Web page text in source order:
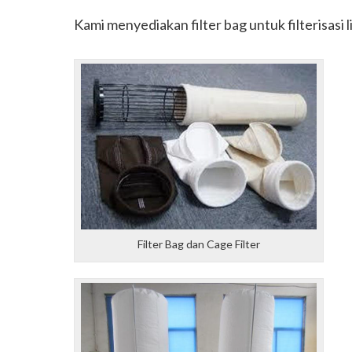
Kami menyediakan filter bag untuk filterisasi
Filter Bag dan Cage Filter